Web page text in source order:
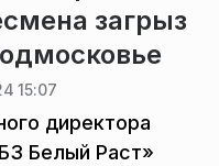
загрыз
15:07
директора
Белый Раст»